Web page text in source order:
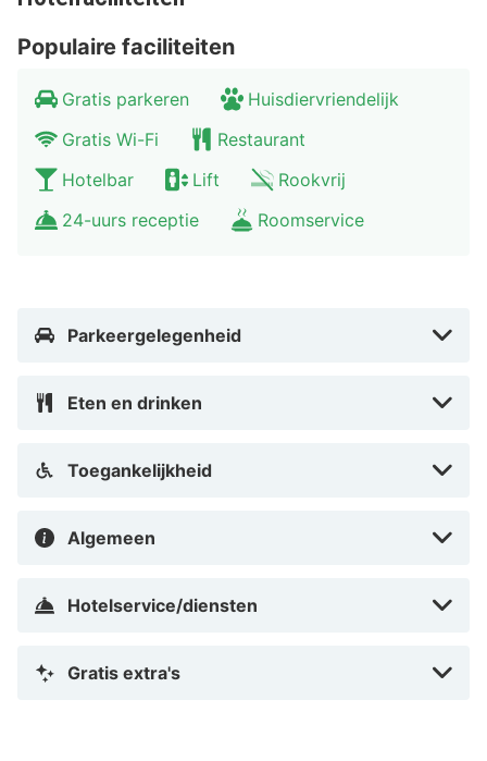
Populaire faciliteiten
Gratis parkeren
Huisdiervriendelijk
Gratis Wi-Fi
Restaurant
Hotelbar
Lift
Rookvrij
24-uurs receptie
Roomservice
Parkeergelegenheid
Eten en drinken
Toegankelijkheid
Algemeen
Hotelservice/diensten
Gratis extra's